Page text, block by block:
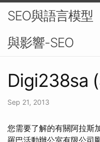
SEO與語言模型
與影響-SEO
Digi238sa
Sep 21, 2013
您需要了解的有關阿拉斯
羅巴活動辦公室有限公司